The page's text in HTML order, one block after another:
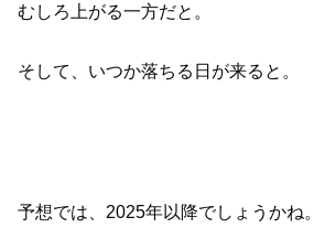
むしろ上がる一方だと。
そして、いつか落ちる日が来ると。
予想では、2025年以降でしょうかね。